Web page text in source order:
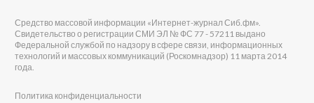
Средство массовой информации «Интернет-журнал Сиб.фм».
Свидетельство о регистрации СМИ ЭЛ № ФС 77 - 57211 выдано
Федеральной службой по надзору в сфере связи, информационных
технологий и массовых коммуникаций (Роскомнадзор) 11 марта 2014
года.
Политика конфиденциальности